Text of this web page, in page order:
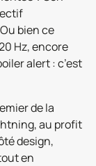
bien ce
Hz, encore
alert : c’est
de la
au profit
design,
en